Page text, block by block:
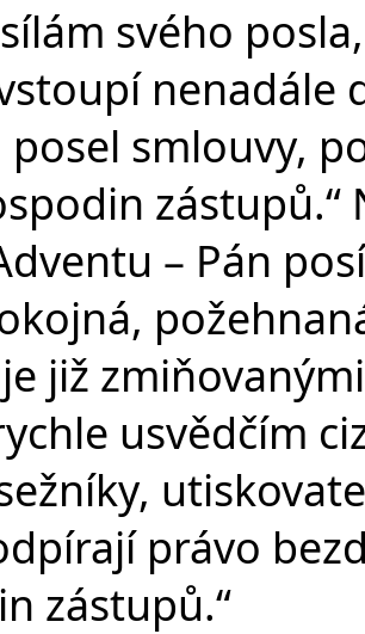
svého
nenadále
posel smlouvy,
– Pán
již
usvědčím
právo
zástupů.“